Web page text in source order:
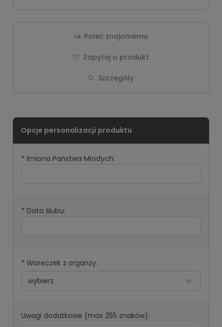
* Imiona Państwa Młodych:
* Data ślubu:
* Woreczek z organzy:
Uwagi dodatkowe (max 255 znaków):
Szczegóły
Zapytaj o produkt
Poleć znajomemu